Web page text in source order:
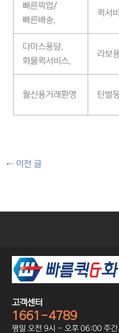
빠른픽업/
빠른배송,
퀵서
다마스용달,
화물퀵서비스,
라보
월신용거래환영 탄벌
←이전 글
고객센터
1661-4789
평일 오전 9시 - 오후 06:00 주